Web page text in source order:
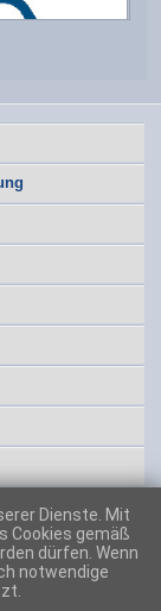
Dienste. Mit
Cookies gemäß
dürfen. Wenn
notwendige